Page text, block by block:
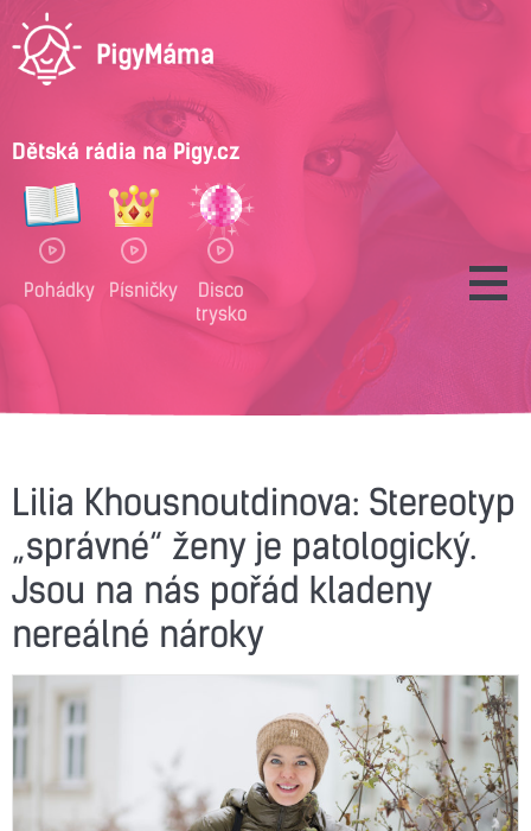
Dětská rádia na Pigy.cz
Pohádky Písničky
Disco
trysko
Lilia Khousnoutdinova: Stereotyp
„správné“ ženy je patologický.
Jsou na nás pořád kladeny
nereálné nároky